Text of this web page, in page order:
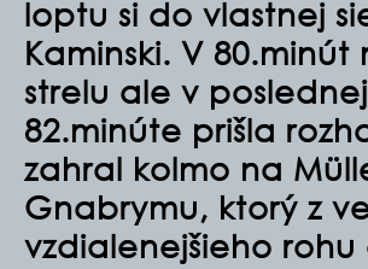
loptu si do vlastnej
Kaminski. V
strelu ale v
82.minúte prišla
zahral kolmo na
Gnabrymu, ktorý z
vzdialenejšieho